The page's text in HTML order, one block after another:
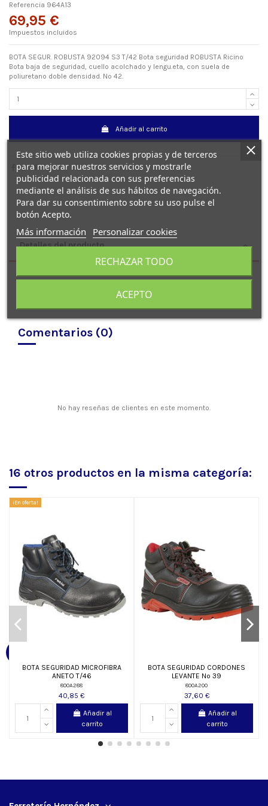
Referencia 964A13
69,95 €
Impuestos incluidos
BOTA SEGUR. ROBUSTA 92094 S3 T/42 Bota seguridad ROBUSTA Ricino
Bota baja de seguridad, cuello acolchado y lengu.eta, con suela de
poliuretano doble densidad. Nº 42.
Añadir al carrito
Detalles del producto
Comentarios (0)
No hay reseñas de clientes en este momento.
16 otros productos en la misma categoría:
¡En oferta!
BOTA SEGURIDAD MICROFIBRA
ANETO T/46
800A288
40,85 €
Añadir al
carrito
BOTA SEGURIDAD CORDONES
LEVANTE Nº 39
800A200
37,60 €
Añadir al
carrito
Este sitio web utiliza cookies propias y de terceros
para mejorar nuestros servicios y mostrarle
publicidad relacionada con sus preferencias
mediante el análisis de sus hábitos de navegación.
Para dar su consentimiento sobre su uso pulse el
botón Acepto.
Más información Personalizar cookies
RECHAZAR TODO
ACEPTO